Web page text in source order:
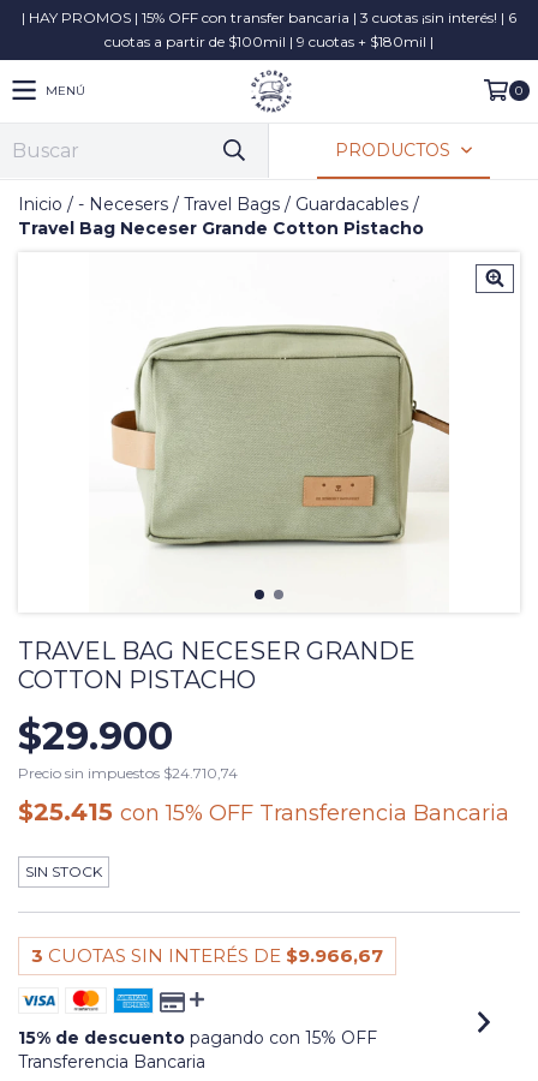
| HAY PROMOS | 15% OFF con transfer bancaria | 3 cuotas ¡sin interés! | 6
cuotas a partir de $100mil | 9 cuotas + $180mil |
MENÚ 0
PRODUCTOS
Inicio / - Necesers / Travel Bags / Guardacables /
Travel Bag Neceser Grande Cotton Pistacho
TRAVEL BAG NECESER GRANDE
COTTON PISTACHO
$29.900
Precio sin impuestos $24.710,74
$25.415 con 15% OFF Transferencia Bancaria
SIN STOCK
3 CUOTAS SIN INTERÉS DE $9.966,67
15% de descuento pagando con 15% OFF
Transferencia Bancaria